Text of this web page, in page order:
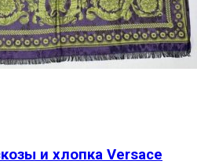
и хлопка Versace